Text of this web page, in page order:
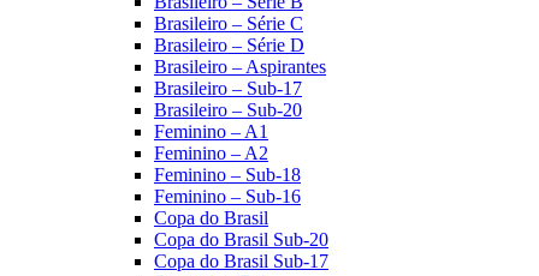
Brasileiro – Série C
Brasileiro – Série D
Brasileiro – Aspirantes
Brasileiro – Sub-17
Brasileiro – Sub-20
Feminino – A1
Feminino – A2
Feminino – Sub-18
Feminino – Sub-16
Copa do Brasil
Copa do Brasil Sub-20
Copa do Brasil Sub-17